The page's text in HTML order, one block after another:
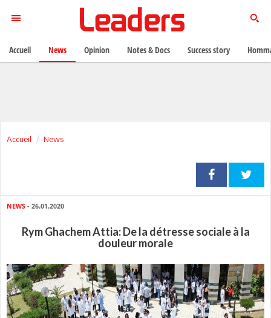
Accueil News
NEWS - 26.01.2020
Rym Ghachem Attia: De la détresse sociale à la
douleur morale
Accueil News Opinion Notes & Docs Success story